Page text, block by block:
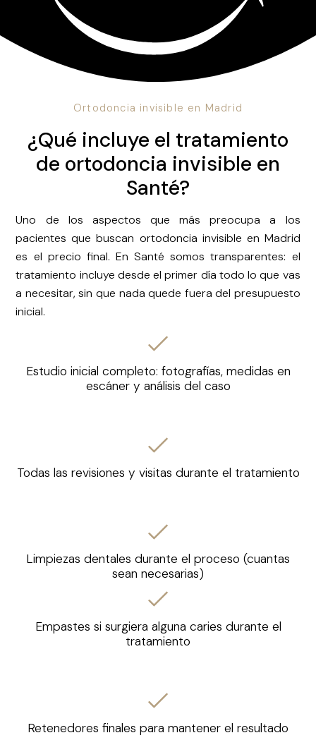
Ortodoncia invisible en Madrid
¿Qué incluye el tratamiento
de ortodoncia invisible en
Santé?
Uno de los aspectos que más preocupa a los
pacientes que buscan ortodoncia invisible en Madrid
es el precio final. En Santé somos transparentes: el
tratamiento incluye desde el primer día todo lo que vas
a necesitar, sin que nada quede fuera del presupuesto
inicial.
Estudio inicial completo: fotografías, medidas en
escáner y análisis del caso
Todas las revisiones y visitas durante el tratamiento
Limpiezas dentales durante el proceso (cuantas
sean necesarias)
Empastes si surgiera alguna caries durante el
tratamiento
Retenedores finales para mantener el resultado